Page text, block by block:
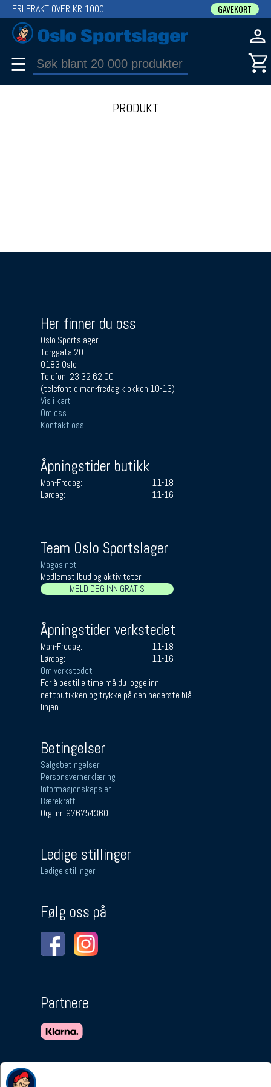
FRI FRAKT OVER KR 1000 GAVEKORT
☰
PRODUKT
Her finner du oss
Oslo Sportslager
Torggata 20
0183 Oslo
Telefon: 23 32 62 00
(telefontid man-fredag klokken 10-13)
Vis i kart
Om oss
Kontakt oss
Åpningstider butikk
Man-Fredag:
11-18
Lørdag:
11-16
Team Oslo Sportslager
Magasinet
Medlemstilbud og aktiviteter
MELD DEG INN GRATIS
Åpningstider verkstedet
Man-Fredag:
11-18
Lørdag:
11-16
Om verkstedet
For å bestille time må du logge inn i
nettbutikken og trykke på den nederste blå
linjen
Betingelser
Salgsbetingelser
Personsvernerklæring
Informasjonskapsler
Bærekraft
Org. nr: 976754360
Ledige stillinger
Ledige stillinger
Følg oss på
Partnere